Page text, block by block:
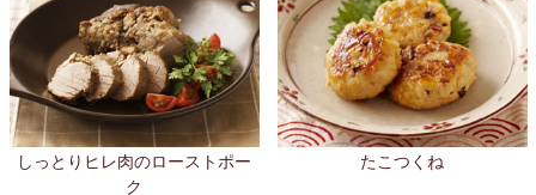
しっとりヒレ肉のローストポー
ク
たこつくね